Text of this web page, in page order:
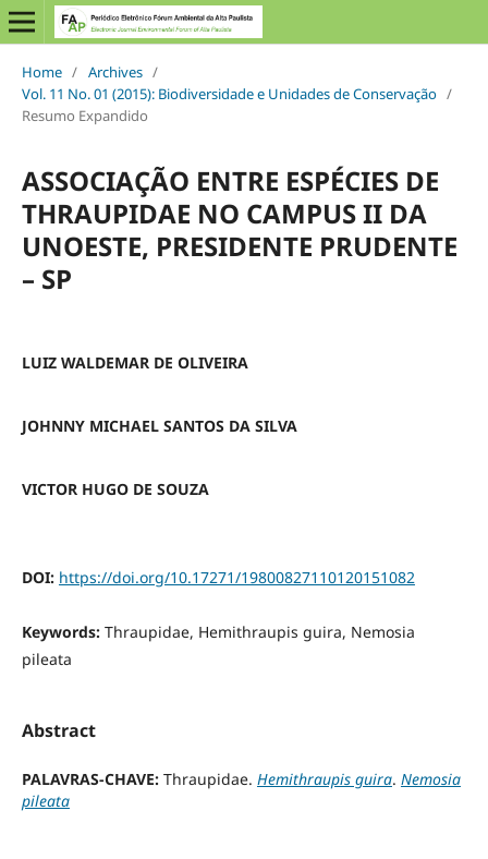
Home / Archives /
Vol. 11 No. 01 (2015): Biodiversidade e Unidades de Conservação /
Resumo Expandido
ASSOCIAÇÃO ENTRE ESPÉCIES DE
THRAUPIDAE NO CAMPUS II DA
UNOESTE, PRESIDENTE PRUDENTE
– SP
LUIZ WALDEMAR DE OLIVEIRA
JOHNNY MICHAEL SANTOS DA SILVA
VICTOR HUGO DE SOUZA
DOI: https://doi.org/10.17271/19800827110120151082
Keywords: Thraupidae, Hemithraupis guira, Nemosia
pileata
Abstract
PALAVRAS-CHAVE: Thraupidae. Hemithraupis guira. Nemosia
pileata